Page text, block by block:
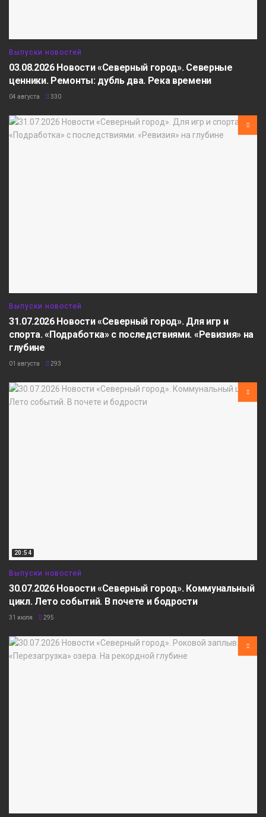
Выпуски новостей
03.08.2026 Новости «Северный город». Северные
ценники. Ремонты: дубль два. Река времени
04 августа 330
Выпуски новостей
31.07.2026 Новости «Северный город». Для игр и
спорта. «Подработка» с последствиями. «Ревизия» на
глубине
01 августа 293
20:54
Выпуски новостей
30.07.2026 Новости «Северный город». Коммунальный
цикл. Лето событий. В почете и бодрости
31 июля 295